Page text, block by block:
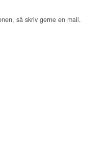
så skriv gerne en mail.